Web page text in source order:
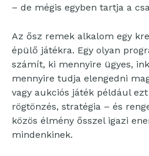
– de mégis egyben tartja a
Az ősz remek alkalom egy
épülő játékra. Egy olyan
számít, ki mennyire ügyes,
mennyire tudja elengedni
vagy aukciós játék például
rögtönzés, stratégia – és
közös élmény ősszel igazi
mindenkinek.